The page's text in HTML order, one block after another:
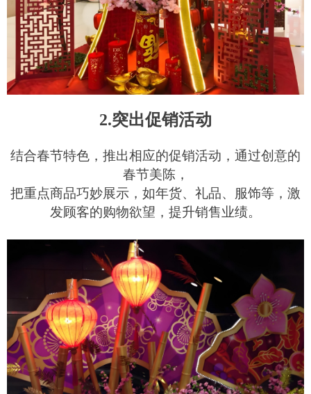
2.突出促销活动
结合春节特色，推出相应的促销活动，通过创意的
春节美陈，
把重点商品巧妙展示，如年货、礼品、服饰等，激
发顾客的购物欲望，提升销售业绩。